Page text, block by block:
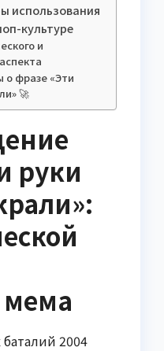
использования
культуре
и
о фразе «Эти
🚀
руки
мема
2004